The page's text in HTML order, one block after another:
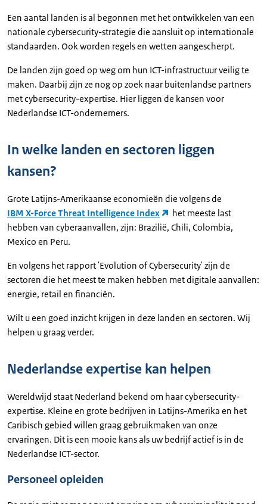
Een aantal landen is al begonnen met het ontwikkelen van een
nationale cybersecurity-strategie die aansluit op internationale
standaarden. Ook worden regels en wetten aangescherpt.
De landen zijn goed op weg om hun ICT-infrastructuur veilig te
maken. Daarbij zijn ze nog op zoek naar buitenlandse partners
met cybersecurity-expertise. Hier liggen de kansen voor
Nederlandse ICT-ondernemers.
In welke landen en sectoren liggen
kansen?
Grote Latijns-Amerikaanse economieën die volgens de
IBM X-Force Threat Intelligence Index
het meeste last
hebben van cyberaanvallen, zijn: Brazilië, Chili, Colombia,
Mexico en Peru.
En volgens het rapport 'Evolution of Cybersecurity' zijn de
sectoren die het meest te maken hebben met digitale aanvallen:
energie, retail en financiën.
Wilt u een goed inzicht krijgen in deze landen en sectoren. Wij
helpen u graag verder.
Nederlandse expertise kan helpen
Wereldwijd staat Nederland bekend om haar cybersecurity-
expertise. Kleine en grote bedrijven in Latijns-Amerika en het
Caribisch gebied willen graag gebruikmaken van onze
ervaringen. Dit is een mooie kans als uw bedrijf actief is in de
Nederlandse ICT-sector.
Personeel opleiden